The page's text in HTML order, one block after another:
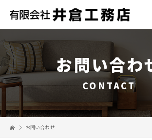
お問い合わ
CONTACT
お問い合わせ